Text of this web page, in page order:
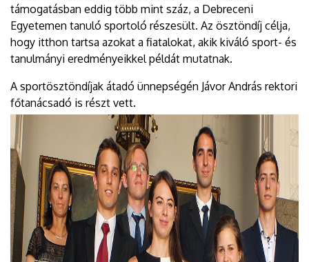
támogatásban eddig több mint száz, a Debreceni
Egyetemen tanuló sportoló részesült. Az ösztöndíj célja,
hogy itthon tartsa azokat a fiatalokat, akik kiváló sport- és
tanulmányi eredményeikkel példát mutatnak.
A sportösztöndíjak átadó ünnepségén Jávor András rektori
főtanácsadó is részt vett.